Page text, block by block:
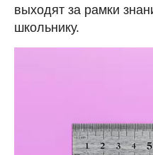
выходят за рамки
школьнику.